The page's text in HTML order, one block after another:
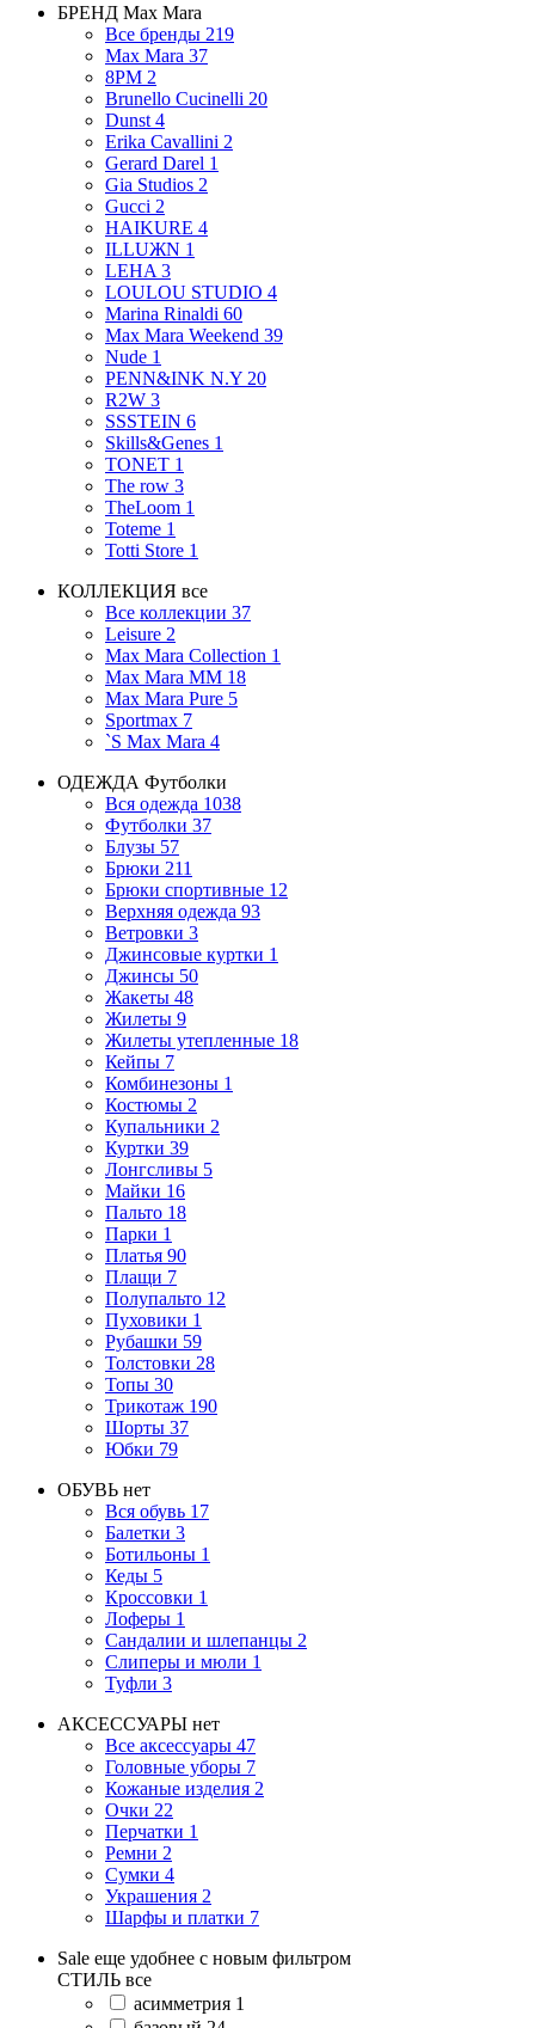
БРЕНД Max Mara
Все бренды 219
Max Mara 37
8PM 2
Brunello Cucinelli 20
Dunst 4
Erika Cavallini 2
Gerard Darel 1
Gia Studios 2
Gucci 2
HAIKURE 4
ILLUЖN 1
LEHA 3
LOULOU STUDIO 4
Marina Rinaldi 60
Max Mara Weekend 39
Nude 1
PENN&INK N.Y 20
R2W 3
SSSTEIN 6
Skills&Genes 1
TONET 1
The row 3
TheLoom 1
Toteme 1
Totti Store 1
КОЛЛЕКЦИЯ все
Все коллекции 37
Leisure 2
Max Mara Collection 1
Max Mara MM 18
Max Mara Pure 5
Sportmax 7
`S Max Mara 4
ОДЕЖДА Футболки
Вся одежда 1038
Футболки 37
Блузы 57
Брюки 211
Брюки спортивные 12
Верхняя одежда 93
Ветровки 3
Джинсовые куртки 1
Джинсы 50
Жакеты 48
Жилеты 9
Жилеты утепленные 18
Кейпы 7
Комбинезоны 1
Костюмы 2
Купальники 2
Куртки 39
Лонгсливы 5
Майки 16
Пальто 18
Парки 1
Платья 90
Плащи 7
Полупальто 12
Пуховики 1
Рубашки 59
Толстовки 28
Топы 30
Трикотаж 190
Шорты 37
Юбки 79
ОБУВЬ нет
Вся обувь 17
Балетки 3
Ботильоны 1
Кеды 5
Кроссовки 1
Лоферы 1
Сандалии и шлепанцы 2
Слиперы и мюли 1
Туфли 3
АКСЕССУАРЫ нет
Все аксессуары 47
Головные уборы 7
Кожаные изделия 2
Очки 22
Перчатки 1
Ремни 2
Сумки 4
Украшения 2
Шарфы и платки 7
Sale еще удобнее с новым фильтром
СТИЛЬ все
асимметрия 1